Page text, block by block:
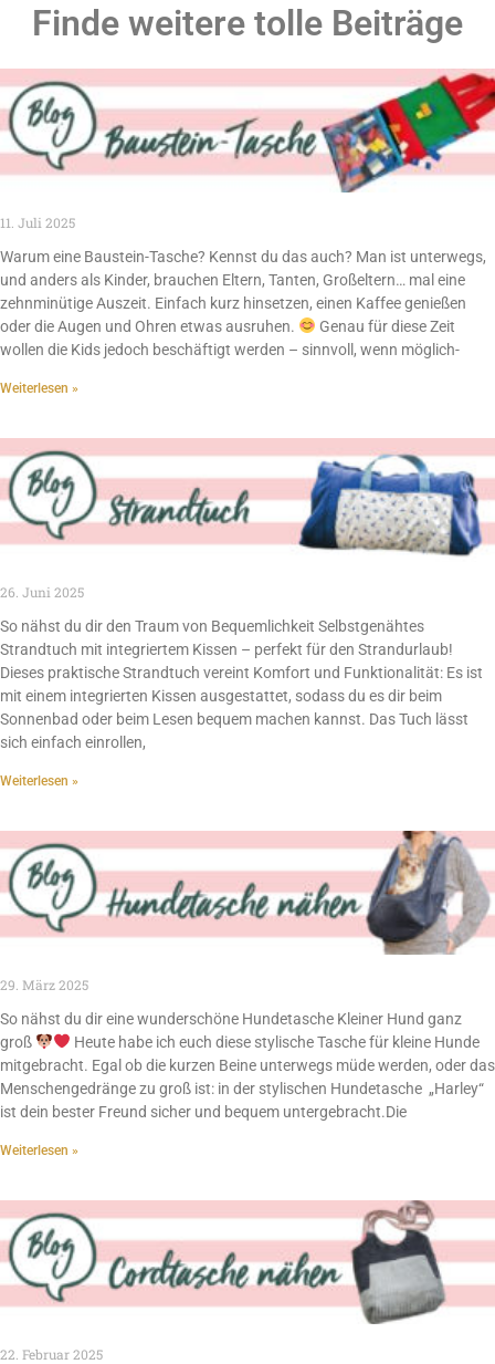
Finde weitere tolle Beiträge
11. Juli 2025
Warum eine Baustein-Tasche? Kennst du das auch? Man ist unterwegs,
und anders als Kinder, brauchen Eltern, Tanten, Großeltern… mal eine
zehnminütige Auszeit. Einfach kurz hinsetzen, einen Kaffee genießen
oder die Augen und Ohren etwas ausruhen.
Genau für diese Zeit
wollen die Kids jedoch beschäftigt werden – sinnvoll, wenn möglich-
Weiterlesen »
26. Juni 2025
So nähst du dir den Traum von Bequemlichkeit Selbstgenähtes
Strandtuch mit integriertem Kissen – perfekt für den Strandurlaub!
Dieses praktische Strandtuch vereint Komfort und Funktionalität: Es ist
mit einem integrierten Kissen ausgestattet, sodass du es dir beim
Sonnenbad oder beim Lesen bequem machen kannst. Das Tuch lässt
sich einfach einrollen,
Weiterlesen »
29. März 2025
So nähst du dir eine wunderschöne Hundetasche Kleiner Hund ganz
groß
Heute habe ich euch diese stylische Tasche für kleine Hunde
mitgebracht. Egal ob die kurzen Beine unterwegs müde werden, oder das
Menschengedränge zu groß ist: in der stylischen Hundetasche „Harley“
ist dein bester Freund sicher und bequem untergebracht.Die
Weiterlesen »
22. Februar 2025